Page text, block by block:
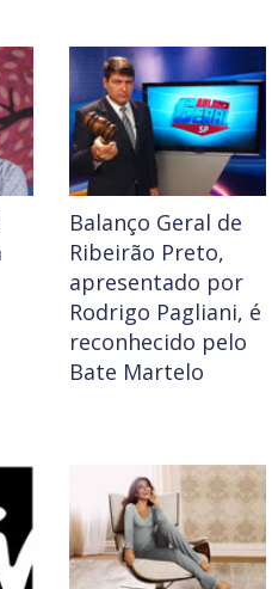
Balanço Geral de
Ribeirão Preto,
apresentado por
Rodrigo Pagliani, é
reconhecido pelo
Bate Martelo